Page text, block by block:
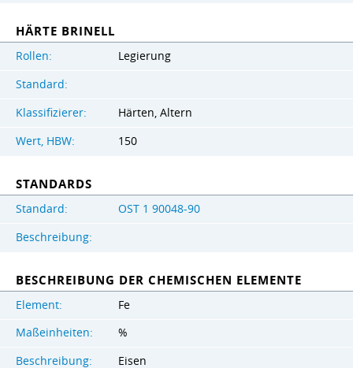
HÄRTE BRINELL
Rollen:
Legierung
Standard:
Klassifizierer:
Härten, Altern
Wert, HBW:
150
STANDARDS
Standard:
OST 1 90048-90
Beschreibung:
BESCHREIBUNG DER CHEMISCHEN ELEMENTE
Element:
Fe
Maßeinheiten:
%
Beschreibung:
Eisen